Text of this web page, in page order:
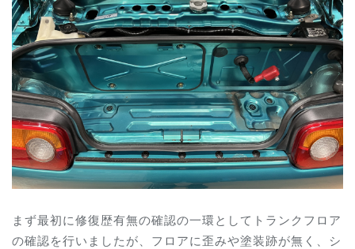
まず最初に修復歴有無の確認の一環としてトランクフロア
の確認を行いましたが、フロアに歪みや塗装跡が無く、シ